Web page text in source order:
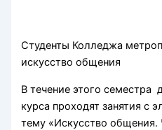
Студенты Колледжа
искусство общения
В течение этого семестра
курса проходят занятия с
тему «Искусство общения.